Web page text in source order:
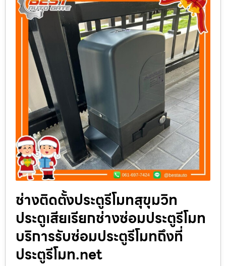
ช่างติดตั้งประตูรีโมทสุขุมวิท
ประตูเสียเรียกช่างซ่อมประตูรีโมท
บริการรับซ่อมประตูรีโมทถึงที่
ประตูรีโมท.net